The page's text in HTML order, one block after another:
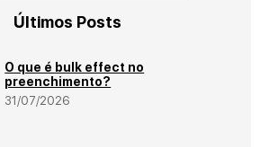
Últimos Posts
O que é bulk effect no
preenchimento?
31/07/2026